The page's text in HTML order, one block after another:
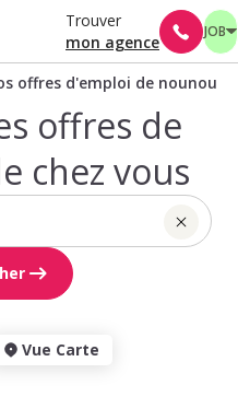
Trouver
mon agence
JOB
offres d'emploi de nounou
offres de
chez vous
Vue Carte